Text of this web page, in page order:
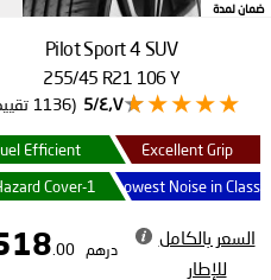
ضمان لمدة
Pilot Sport 4 SUV
255/45 R21 106 Y
٤٫٧/5 (1136 تقييم)
Excellent Grip
Efficient
Lowest Noise in Class
1-yr Hazard Cover
السعر بالكامل
للإطار
درهم .00